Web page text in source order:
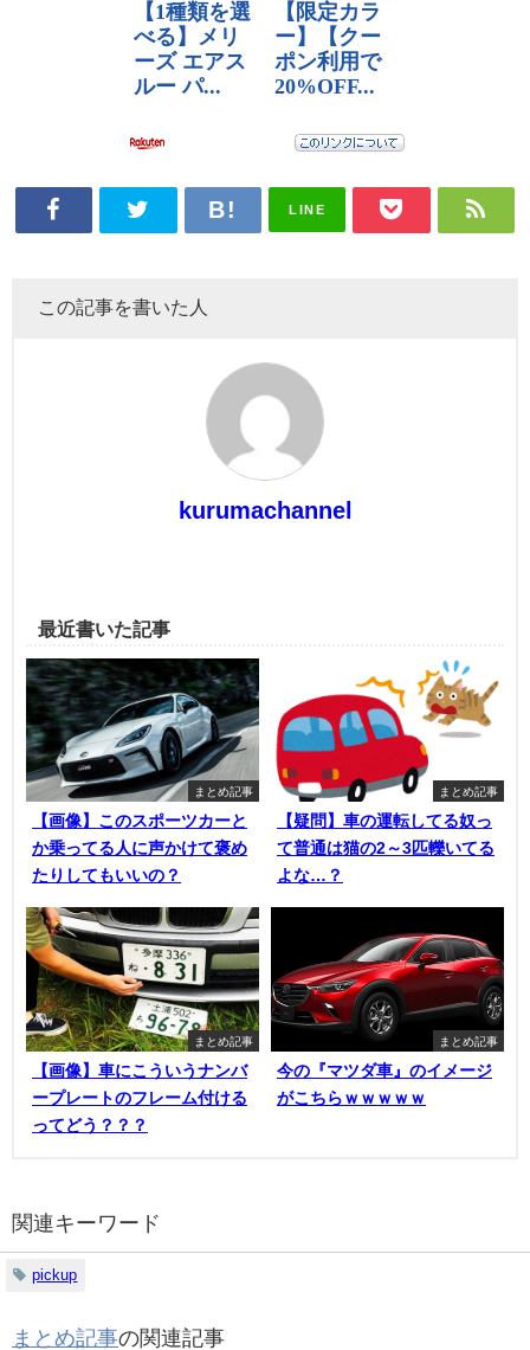
LINE
この記事を書いた人
kurumachannel
最近書いた記事
まとめ記事
【画像】このスポーツカーと
か乗ってる人に声かけて褒め
たりしてもいいの？
まとめ記事
【疑問】車の運転してる奴っ
て普通は猫の2～3匹轢いてる
よな…？
まとめ記事
【画像】車にこういうナンバ
ープレートのフレーム付ける
ってどう？？？
まとめ記事
今の『マツダ車』のイメージ
がこちらｗｗｗｗｗ
関連キーワード
pickup
まとめ記事の関連記事